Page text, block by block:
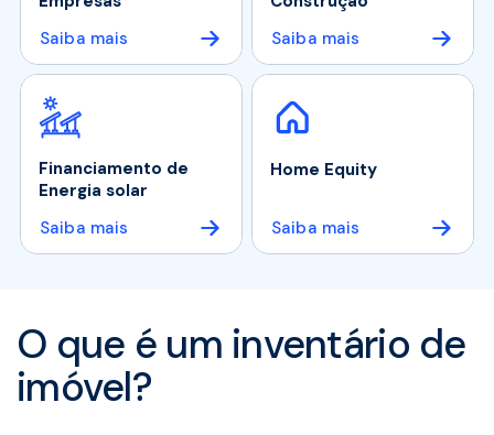
Saiba mais
Saiba mais
Financiamento de
Energia solar
Saiba mais
Home Equity
Saiba mais
O que é um inventário de
imóvel?